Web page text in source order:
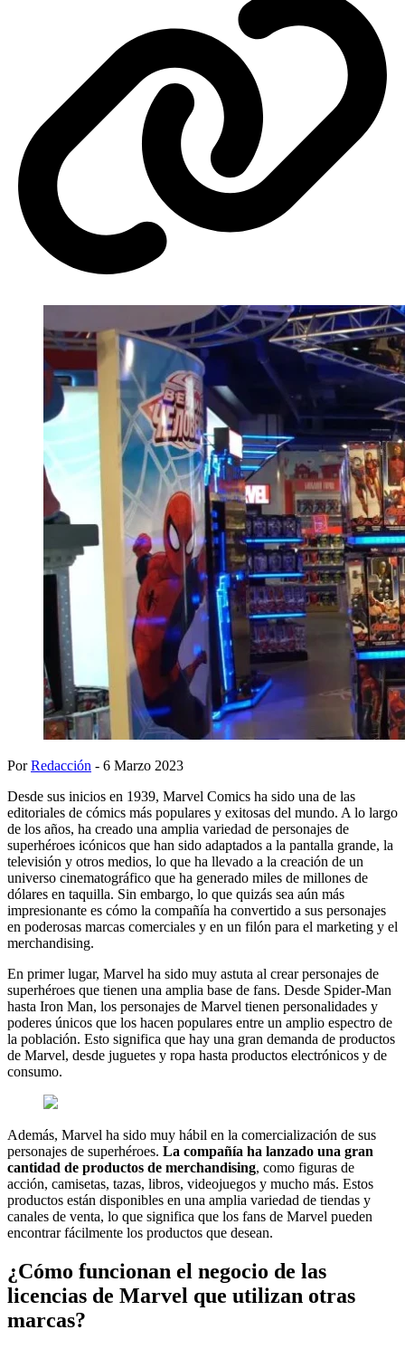
PorRedacción - 6 Marzo 2023
Desde sus inicios en 1939, Marvel Comics ha sido una de las
editoriales de cómics más populares y exitosas del mundo. A lo largo
de los años, ha creado una amplia variedad de personajes de
superhéroes icónicos que han sido adaptados a la pantalla grande, la
televisión y otros medios, lo que ha llevado a la creación de un
universo cinematográfico que ha generado miles de millones de
dólares en taquilla. Sin embargo, lo que quizás sea aún más
impresionante es cómo la compañía ha convertido a sus personajes
en poderosas marcas comerciales y en un filón para el marketing y el
merchandising.
En primer lugar, Marvel ha sido muy astuta al crear personajes de
superhéroes que tienen una amplia base de fans. Desde Spider-Man
hasta Iron Man, los personajes de Marvel tienen personalidades y
poderes únicos que los hacen populares entre un amplio espectro de
la población. Esto significa que hay una gran demanda de productos
de Marvel, desde juguetes y ropa hasta productos electrónicos y de
consumo.
Además, Marvel ha sido muy hábil en la comercialización de sus
personajes de superhéroes. La compañía ha lanzado una gran
cantidad de productos de merchandising, como figuras de
acción, camisetas, tazas, libros, videojuegos y mucho más. Estos
productos están disponibles en una amplia variedad de tiendas y
canales de venta, lo que significa que los fans de Marvel pueden
encontrar fácilmente los productos que desean.
¿Cómo funcionan el negocio de las
licencias de Marvel que utilizan otras
marcas?